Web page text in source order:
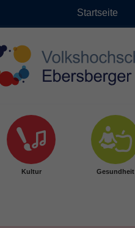
Startseite
Kultur Gesundheit